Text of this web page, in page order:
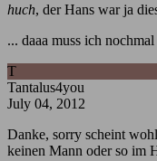
huch, der Hans war ja
... daaa muss ich
T
Tantalus4you
July 04, 2012
Danke, sorry scheint
keinen Mann oder so im